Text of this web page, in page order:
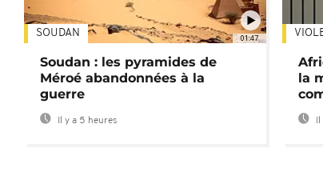
01:47
SOUDAN
Soudan : les pyramides de
Méroé abandonnées à la
guerre
Il y a 5 heures
la